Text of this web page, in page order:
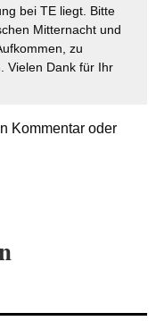
bei TE liegt. Bitte
Mitternacht und
zu
Vielen Dank für Ihr
Kommentar oder